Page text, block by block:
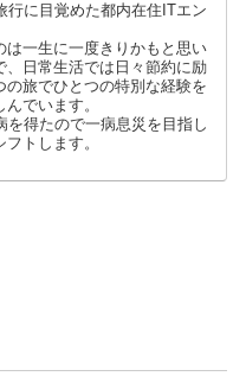
行に目覚めた都内在住ITエン
は一生に一度きりかもと思い
、日常生活では日々節約に励
の旅でひとつの特別な経験を
でいます。
を得たので一病息災を目指し
トします。